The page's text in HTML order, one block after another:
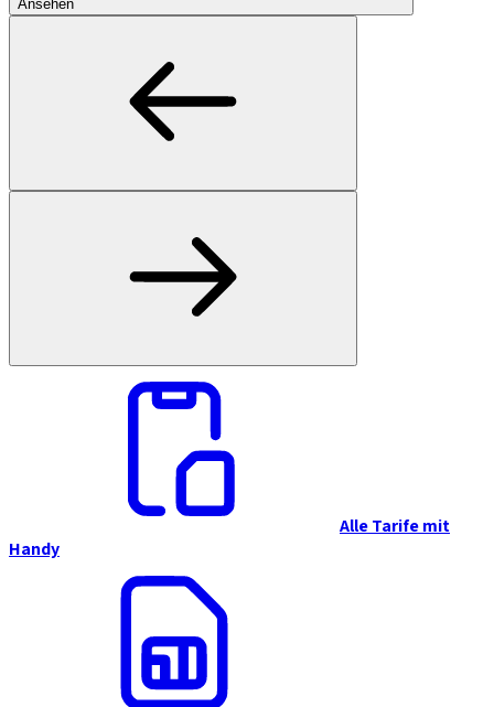
Ansehen
Alle Tarife mit
Handy